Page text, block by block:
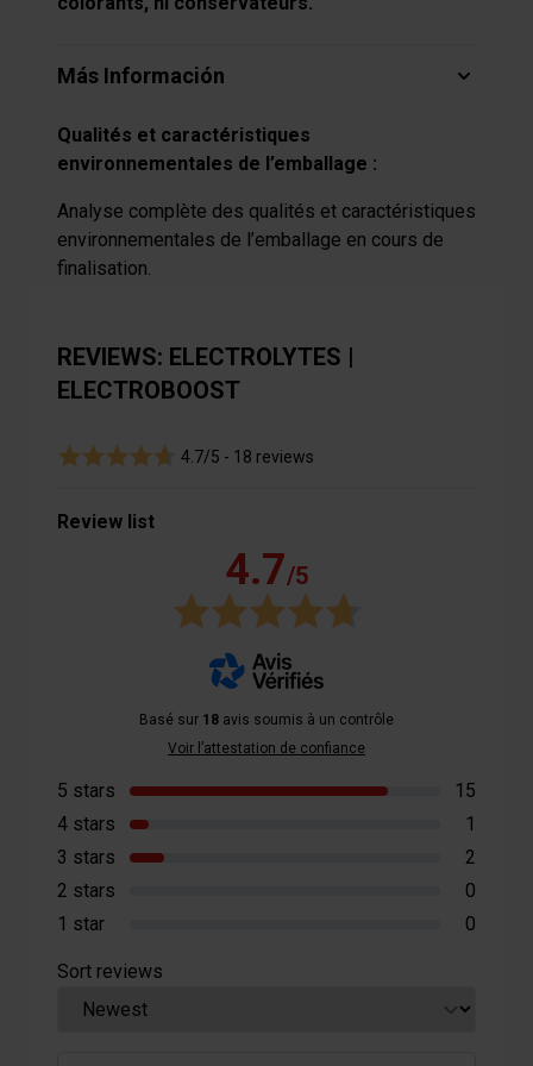
informations sur votre utilisation de notre site avec nos
qui peuvent combiner celles-ci avec des informations
collectées lors de votre utilisation de leurs services.
Más Información
Qualités et caractéristiques
environnementales de l’emballage :
Analyse complète des qualités et caractéristiques
environnementales de l’emballage en cours de
finalisation.
REVIEWS: ELECTROLYTES |
ELECTROBOOST
4.7/5 - 18 reviews
Review list
4.7/5
Basé sur 18 avis soumis à un contrôle
Voir l’attestation de confiance
5 stars
15
4 stars
1
3 stars
2
2 stars
0
1 star
0
Sort reviews